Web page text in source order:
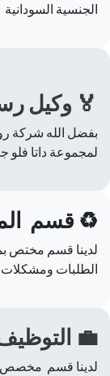
🏅 وكيل
بفضل الله شركة
لمجموعة داتا
الجنسية السودانية
♻️ قسم
لدينا قسم مختص
الطلبات ومشكلات
💼
لدينا قسم مخصص